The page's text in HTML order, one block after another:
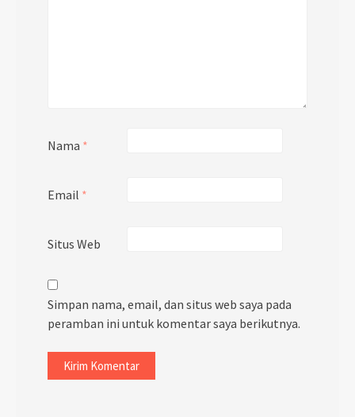
Nama *
Email *
Situs Web
Simpan nama, email, dan situs web saya pada
peramban ini untuk komentar saya berikutnya.